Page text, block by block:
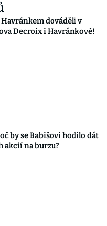
dováděli v
Decroix i Havránkové!
by se Babišovi hodilo dát
akcií na burzu?